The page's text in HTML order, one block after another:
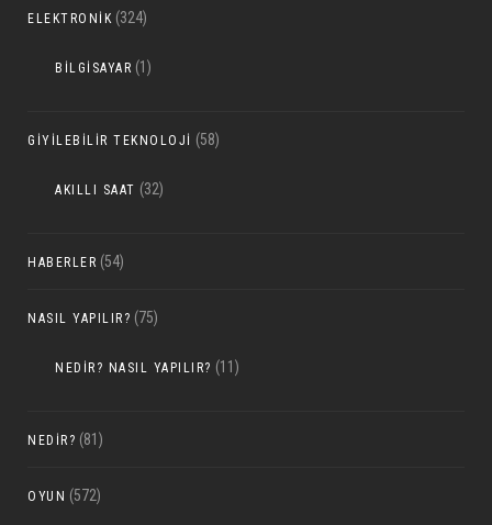
ELEKTRONIK (324)
BILGISAYAR (1)
GIYILEBILIR TEKNOLOJI (58)
AKILLI SAAT (32)
HABERLER (54)
NASIL YAPILIR? (75)
NEDIR? NASIL YAPILIR? (11)
NEDIR? (81)
OYUN (572)